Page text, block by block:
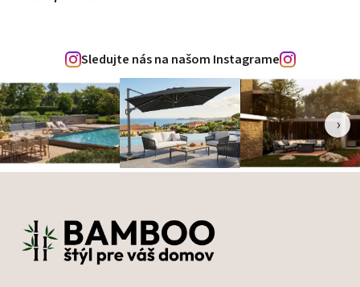
Sledujte nás na našom Instagrame
‹ ›